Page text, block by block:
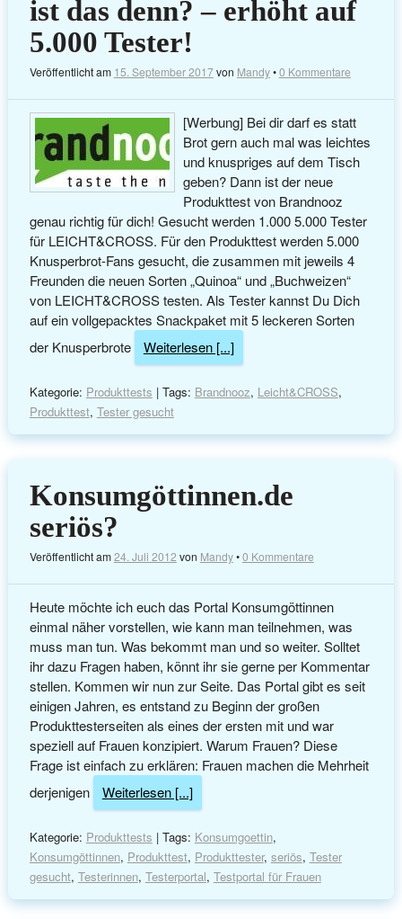
ist das denn? – erhöht auf
5.000 Tester!
Veröffentlicht am 15. September 2017von Mandy•0 Kommentare
[Werbung] Bei dir darf es statt
Brot gern auch mal was leichtes
und knuspriges auf dem Tisch
geben? Dann ist der neue
Produkttest von Brandnooz
genau richtig für dich! Gesucht werden 1.000 5.000 Tester
für LEICHT&CROSS. Für den Produkttest werden 5.000
Knusperbrot-Fans gesucht, die zusammen mit jeweils 4
Freunden die neuen Sorten „Quinoa“ und „Buchweizen“
von LEICHT&CROSS testen. Als Tester kannst Du Dich
auf ein vollgepacktes Snackpaket mit 5 leckeren Sorten
der Knusperbrote
Weiterlesen [...]
Kategorie: Produkttests | Tags: Brandnooz, Leicht&CROSS,
Produkttest, Tester gesucht
Konsumgöttinnen.de
seriös?
Veröffentlicht am24. Juli 2012 von Mandy•0 Kommentare
Heute möchte ich euch das Portal Konsumgöttinnen
einmal näher vorstellen, wie kann man teilnehmen, was
muss man tun. Was bekommt man und so weiter. Solltet
ihr dazu Fragen haben, könnt ihr sie gerne per Kommentar
stellen. Kommen wir nun zur Seite. Das Portal gibt es seit
einigen Jahren, es entstand zu Beginn der großen
Produkttesterseiten als eines der ersten mit und war
speziell auf Frauen konzipiert. Warum Frauen? Diese
Frage ist einfach zu erklären: Frauen machen die Mehrheit
derjenigen
Weiterlesen [...]
Kategorie: Produkttests | Tags: Konsumgoettin,
Konsumgöttinnen, Produkttest, Produkttester, seriös, Tester
gesucht, Testerinnen, Testerportal, Testportal für Frauen